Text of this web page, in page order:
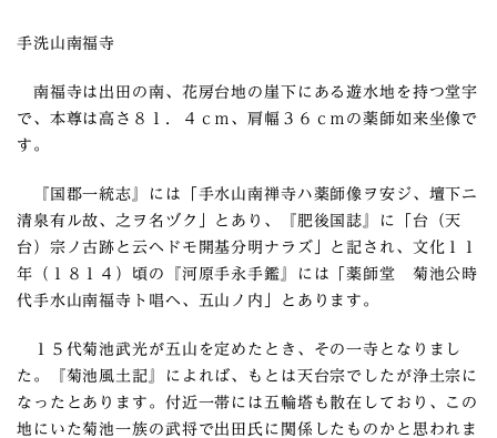
手洗山南福寺
南福寺は出田の南、花房台地の崖下にある遊水地を持つ堂宇
で、本尊は高さ８１．４ｃｍ、肩幅３６ｃｍの薬師如来坐像で
す。
『国郡一統志』には「手水山南禅寺ハ薬師像ヲ安ジ、壇下ニ
清泉有ル故、之ヲ名ヅク」とあり、『肥後国誌』に「台（天
台）宗ノ古跡と云ヘドモ開基分明ナラズ」と記され、文化１１
年（１８１４）頃の『河原手永手鑑』には「薬師堂 菊池公時
代手水山南福寺ト唱ヘ、五山ノ内」とあります。
１５代菊池武光が五山を定めたとき、その一寺となりまし
た。『菊池風土記』によれば、もとは天台宗でしたが浄土宗に
なったとあります。付近一帯には五輪塔も散在しており、この
地にいた菊池一族の武将で出田氏に関係したものかと思われま